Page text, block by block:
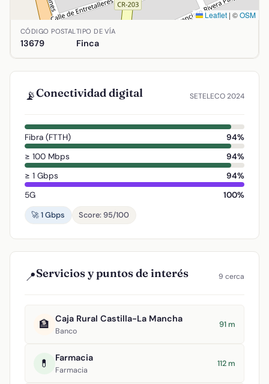
Leaflet | ©OSM
Ubicación de Molina Vaquero en Arenas de San Juan,
CÓDIGO POSTAL
13679
TIPO DE VÍA
Finca
📡Conectividad digital SETELECO 2024
Fibra (FTTH)
94%
≥ 100 Mbps
94%
≥ 1 Gbps
94%
5G
100%
🚀 1 Gbps
Score: 95/100
📍Servicios y puntos de interés 9 cerca
🏦 Caja Rural Castilla-La Mancha
Banco
91 m
💊 Farmacia
Farmacia
112 m